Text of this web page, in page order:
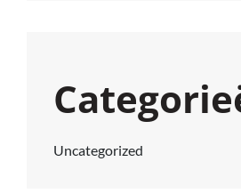
Uncategorized